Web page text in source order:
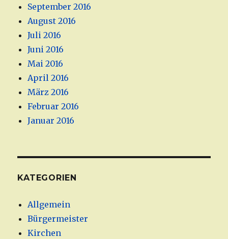
September 2016
August 2016
Juli 2016
Juni 2016
Mai 2016
April 2016
März 2016
Februar 2016
Januar 2016
KATEGORIEN
Allgemein
Bürgermeister
Kirchen